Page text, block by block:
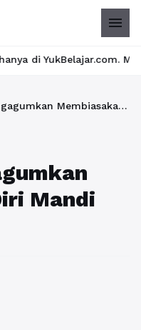
menu
Mulai
Manfaat Mengagumkan Membiasakan Diri Mandi Sebelum Subuh
Mandi